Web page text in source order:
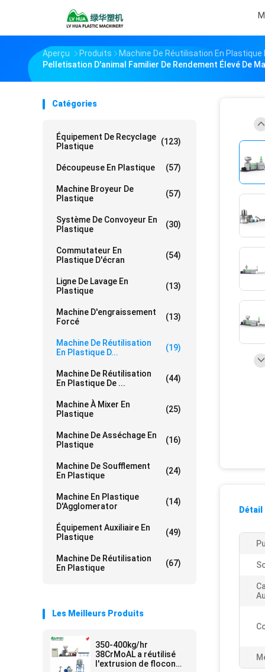
Aperçu Produits
Machine De Réutilisation En Plastique
Pelletisation D'animal Familier De Rendement Élevé De
Catégories
Équipement De Recyclage
Plastique
(123)
Découpeuse En Plastique (57)
Machine Broyeur De
Plastique
(57)
Système De Convoyeur En
Plastique
(30)
Commutateur En
Plastique D'écran
(54)
Ligne De Lavage En
Plastique
(13)
Machine D'engraissement
Forcé
(13)
Machine De Réutilisation
En Plastique D...
(19)
Machine De Réutilisation
En Plastique De ...
(44)
Machine À Mixer En
Plastique
(25)
Machine De Asséchage En
Plastique
(16)
Machine De Soufflement
En Plastique
(24)
Machine En Plastique
D'Agglomerator
(14)
Équipement Auxiliaire En
Plastique
(49)
Machine De Réutilisation
En Plastique
(67)
Les Meilleurs Produits
350-400kg/hr
38CrMoAL a réutilisé
l'extrusion de flocon